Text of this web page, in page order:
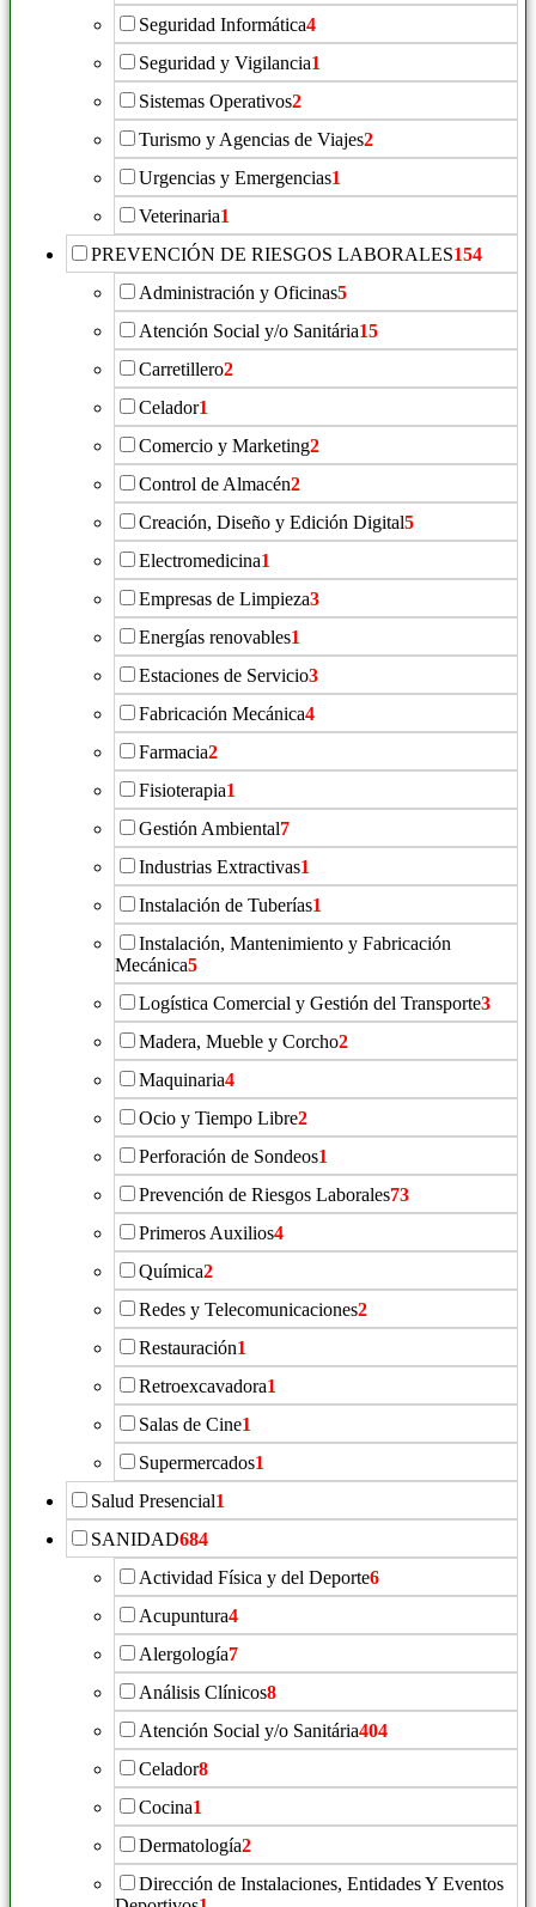
Seguridad Informática4
Seguridad y Vigilancia1
Sistemas Operativos2
Turismo y Agencias de Viajes2
Urgencias y Emergencias1
Veterinaria1
PREVENCIÓN DE RIESGOS LABORALES154
Administración y Oficinas5
Atención Social y/o Sanitária15
Carretillero2
Celador1
Comercio y Marketing2
Control de Almacén2
Creación, Diseño y Edición Digital5
Electromedicina1
Empresas de Limpieza3
Energías renovables1
Estaciones de Servicio3
Fabricación Mecánica4
Farmacia2
Fisioterapia1
Gestión Ambiental7
Industrias Extractivas1
Instalación de Tuberías1
Instalación, Mantenimiento y Fabricación
Mecánica5
Logística Comercial y Gestión del Transporte3
Madera, Mueble y Corcho2
Maquinaria4
Ocio y Tiempo Libre2
Perforación de Sondeos1
Prevención de Riesgos Laborales73
Primeros Auxilios4
Química2
Redes y Telecomunicaciones2
Restauración1
Retroexcavadora1
Salas de Cine1
Supermercados1
Salud Presencial1
SANIDAD684
Actividad Física y del Deporte6
Acupuntura4
Alergología7
Análisis Clínicos8
Atención Social y/o Sanitária404
Celador8
Cocina1
Dermatología2
Dirección de Instalaciones, Entidades Y Eventos